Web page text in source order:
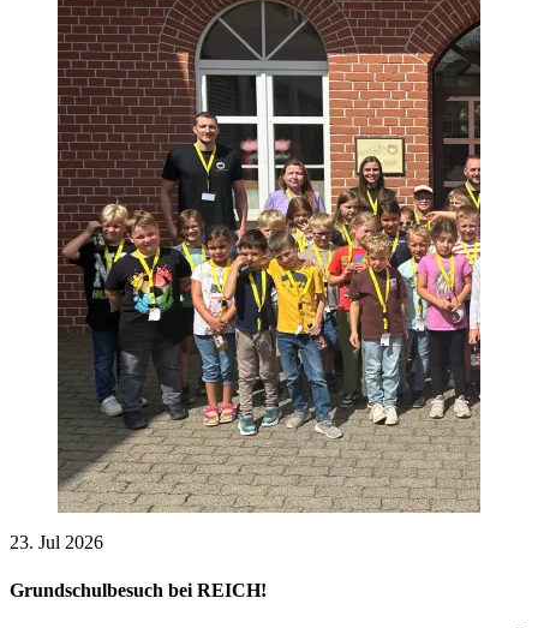
23. Jul 2026
Grundschulbesuch bei REICH!